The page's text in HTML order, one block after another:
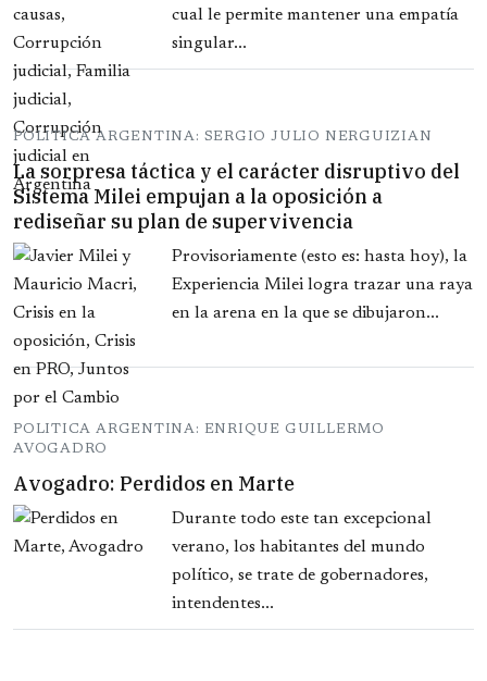
cual le permite mantener una empatía
singular...
POLITICA ARGENTINA: SERGIO JULIO NERGUIZIAN
La sorpresa táctica y el carácter disruptivo del
Sistema Milei empujan a la oposición a
rediseñar su plan de supervivencia
Provisoriamente (esto es: hasta hoy), la
Experiencia Milei logra trazar una raya
en la arena en la que se dibujaron...
POLITICA ARGENTINA: ENRIQUE GUILLERMO
AVOGADRO
Avogadro: Perdidos en Marte
Durante todo este tan excepcional
verano, los habitantes del mundo
político, se trate de gobernadores,
intendentes...